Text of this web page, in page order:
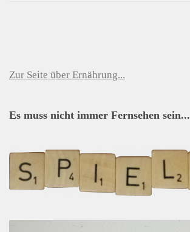
Zur Seite über Ernährung...
Es muss nicht immer Fernsehen sein...